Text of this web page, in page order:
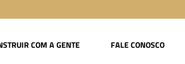
COM A GENTE FALE CONOSCO